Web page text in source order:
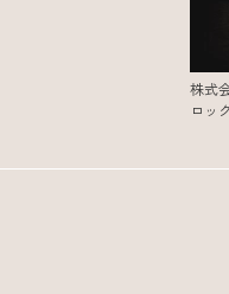
株式
ロッ